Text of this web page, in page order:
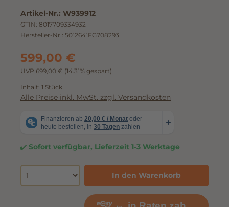
Artikel-Nr.: W939912
GTIN: 8017709334932
Hersteller-Nr.: 5012641FG708293
599,00 €
UVP 699,00 € (14.31% gespart)
Inhalt: 1 Stück
Alle Preise inkl. MwSt. zzgl. Versandkosten
Sofort verfügbar, Lieferzeit 1-3 Werktage
In den Warenkorb